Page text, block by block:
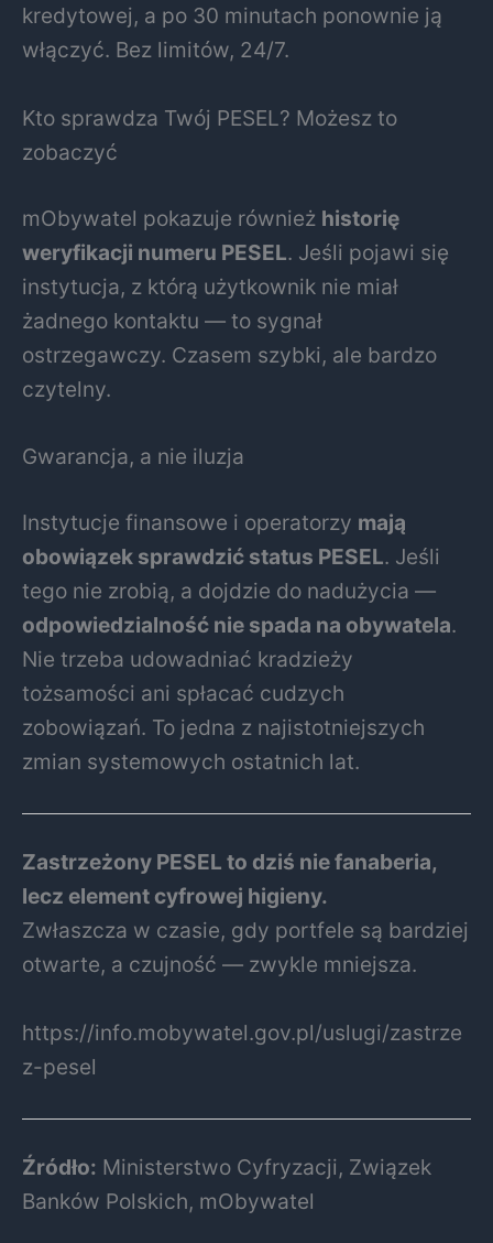
kredytowej, a po 30 minutach ponownie ją
włączyć. Bez limitów, 24/7.
Kto sprawdza Twój PESEL? Możesz to
zobaczyć
mObywatel pokazuje również historię
weryfikacji numeru PESEL. Jeśli pojawi się
instytucja, z którą użytkownik nie miał
żadnego kontaktu — to sygnał
ostrzegawczy. Czasem szybki, ale bardzo
czytelny.
Gwarancja, a nie iluzja
Instytucje finansowe i operatorzy mają
obowiązek sprawdzić status PESEL. Jeśli
tego nie zrobią, a dojdzie do nadużycia —
odpowiedzialność nie spada na obywatela.
Nie trzeba udowadniać kradzieży
tożsamości ani spłacać cudzych
zobowiązań. To jedna z najistotniejszych
zmian systemowych ostatnich lat.
Zastrzeżony PESEL to dziś nie fanaberia,
lecz element cyfrowej higieny.
Zwłaszcza w czasie, gdy portfele są bardziej
otwarte, a czujność — zwykle mniejsza.
https://info.mobywatel.gov.pl/uslugi/zastrze
z-pesel
Źródło: Ministerstwo Cyfryzacji, Związek
Banków Polskich, mObywatel